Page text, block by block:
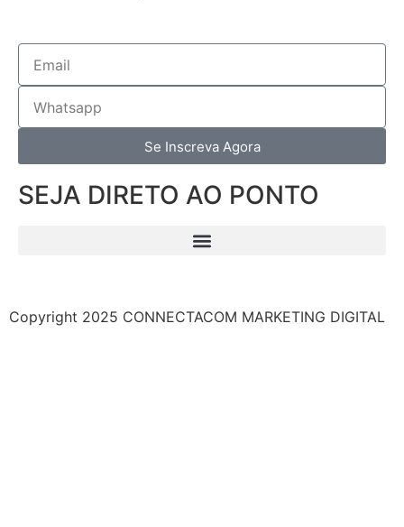
Se Inscreva Agora
SEJA DIRETO AO PONTO
Copyright 2025 CONNECTACOM MARKETING DIGITAL